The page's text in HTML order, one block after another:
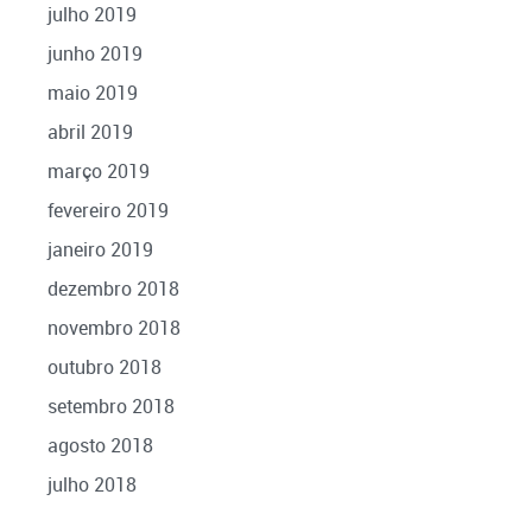
julho 2019
junho 2019
maio 2019
abril 2019
março 2019
fevereiro 2019
janeiro 2019
dezembro 2018
novembro 2018
outubro 2018
setembro 2018
agosto 2018
julho 2018